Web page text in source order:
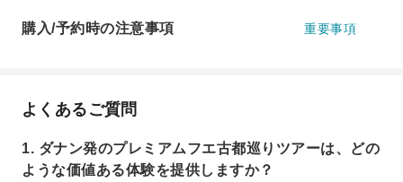
購入/予約時の注意事項 重要事項
よくあるご質問
1. ダナン発のプレミアムフエ古都巡りツアーは、どの
ような価値ある体験を提供しますか？